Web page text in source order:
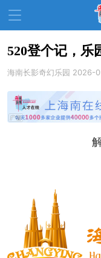
资讯中心 热点
文体
教育 健康
展会
人才在线 天涯企服
520登个记，乐
海南长影奇幻乐园 2026-
解